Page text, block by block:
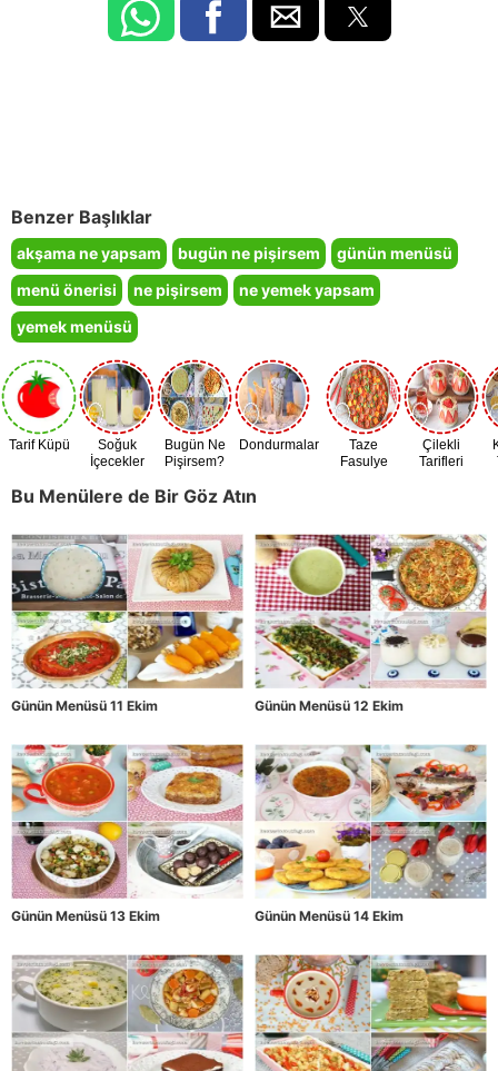
Benzer Başlıklar
akşama ne yapsam bugün ne pişirsem
günün menüsü
menü önerisi
ne pişirsem
ne yemek yapsam
yemek menüsü
Tarif Küpü
Soğuk
İçecekler
Bugün Ne
Pişirsem?
Dondurmalar
Taze
Fasulye
Çilekli
Tarifleri
Bu Menülere de Bir Göz Atın
Günün Menüsü 11 Ekim Günün Menüsü 12 Ekim
Günün Menüsü 13 Ekim Günün Menüsü 14 Ekim